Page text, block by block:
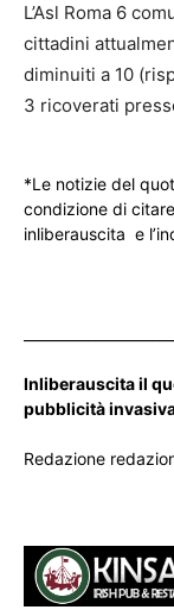
L’Asl Roma 6
cittadini
diminuiti a 10
3 ricoverati
*Le notizie del
condizione di
inliberauscita e
Inliberauscita il
pubblicità
Redazione